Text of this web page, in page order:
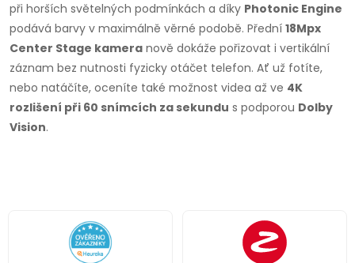
při horších světelných podmínkách a díky Photonic Engine
podává barvy v maximálně věrné podobě. Přední 18Mpx
Center Stage kamera nově dokáže pořizovat i vertikální
záznam bez nutnosti fyzicky otáčet telefon. Ať už fotíte,
nebo natáčíte, oceníte také možnost videa až ve 4K
rozlišení při 60 snímcích za sekundu s podporou Dolby
Vision.